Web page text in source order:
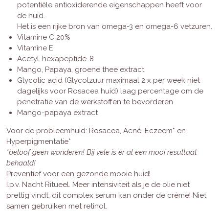
potentiële antioxiderende eigenschappen heeft voor
de huid.
Het is een rijke bron van omega-3 en omega-6 vetzuren.
Vitamine C 20%
Vitamine E
Acetyl-hexapeptide-8
Mango, Papaya, groene thee extract
Glycolic acid (Glycolzuur maximaal 2 x per week niet
dagelijks voor Rosacea huid) laag percentage om de
penetratie van de werkstoffen te bevorderen
Mango-papaya extract
Voor de probleemhuid: Rosacea, Acné, Eczeem* en
Hyperpigmentatie*
*beloof geen wonderen! Bij vele is er al een mooi resultaat
behaald!
Preventief voor een gezonde mooie huid!
I.p.v. Nacht Ritueel. Meer intensiviteit als je de olie niet
prettig vindt, dit complex serum kan onder de crème! Niet
samen gebruiken met retinol.